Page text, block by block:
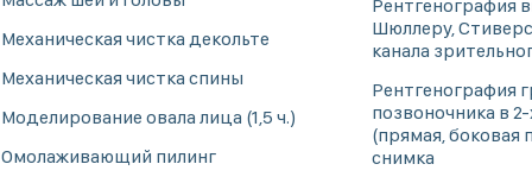
Механическая чистка декольте
Механическая чистка спины
Моделирование овала лица (1,5 ч.)
Омолаживающий пилинг
Рентгенография
Шюллеру,
канала
Рентгенография
позвоночника в
(прямая, боковая
снимка